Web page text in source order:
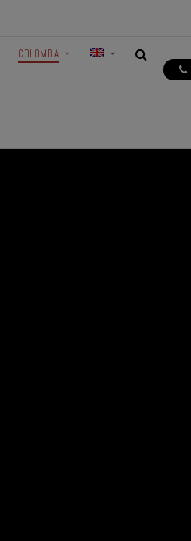
COLOMBIA